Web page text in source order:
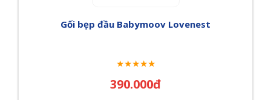
Gối bẹp đầu Babymoov Lovenest
★★★★★
390.000đ